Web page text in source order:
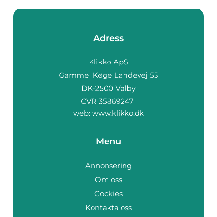
Adress
web: www.klikko.dk
Menu
Annonsering
Om oss
Cookies
Kontakta oss